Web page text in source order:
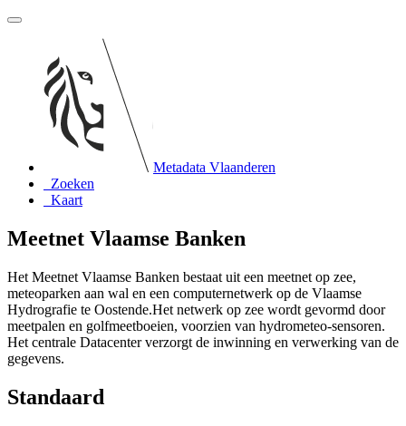
Metadata Vlaanderen
Zoeken
Kaart
Meetnet Vlaamse Banken
Het Meetnet Vlaamse Banken bestaat uit een meetnet op zee,
meteoparken aan wal en een computernetwerk op de Vlaamse
Hydrografie te Oostende.Het netwerk op zee wordt gevormd door
meetpalen en golfmeetboeien, voorzien van hydrometeo-sensoren.
Het centrale Datacenter verzorgt de inwinning en verwerking van de
gegevens.
Standaard